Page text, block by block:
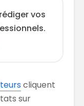
vos
cliquent
sur